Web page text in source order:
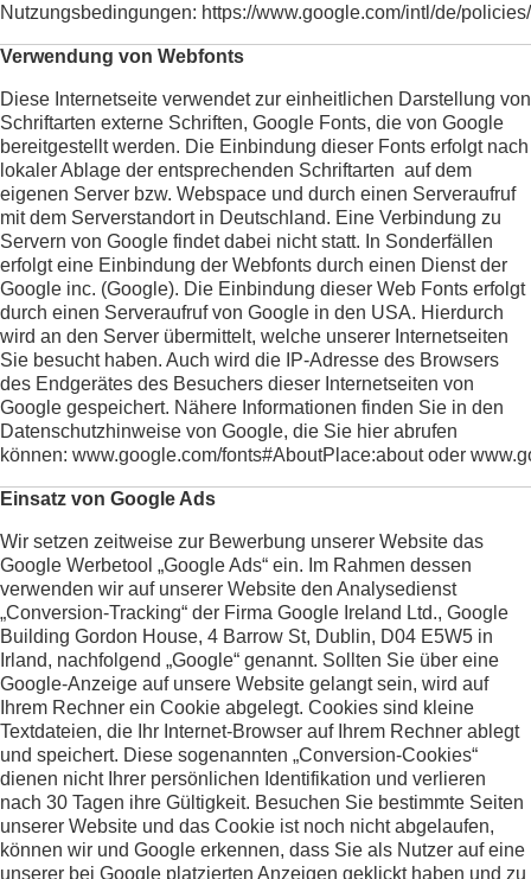
Nutzungsbedingungen: https://www.google.com/intl/de/
Verwendung von Webfonts
Diese Internetseite verwendet zur einheitlichen Darstellung von
Schriftarten externe Schriften, Google Fonts, die von Google
bereitgestellt werden. Die Einbindung dieser Fonts erfolgt nach
lokaler Ablage der entsprechenden Schriftarten auf dem
eigenen Server bzw. Webspace und durch einen Serveraufruf
mit dem Serverstandort in Deutschland. Eine Verbindung zu
Servern von Google findet dabei nicht statt. In Sonderfällen
erfolgt eine Einbindung der Webfonts durch einen Dienst der
Google inc. (Google). Die Einbindung dieser Web Fonts erfolgt
durch einen Serveraufruf von Google in den USA. Hierdurch
wird an den Server übermittelt, welche unserer Internetseiten
Sie besucht haben. Auch wird die IP-Adresse des Browsers
des Endgerätes des Besuchers dieser Internetseiten von
Google gespeichert. Nähere Informationen finden Sie in den
Datenschutzhinweise von Google, die Sie hier abrufen
können: www.google.com/fonts#AboutPlace:aboutoder
Einsatz von Google Ads
Wir setzen zeitweise zur Bewerbung unserer Website das
Google Werbetool „Google Ads“ ein. Im Rahmen dessen
verwenden wir auf unserer Website den Analysedienst
„Conversion-Tracking“ der Firma Google Ireland Ltd., Google
Building Gordon House, 4 Barrow St, Dublin, D04 E5W5 in
Irland, nachfolgend „Google“ genannt. Sollten Sie über eine
Google-Anzeige auf unsere Website gelangt sein, wird auf
Ihrem Rechner ein Cookie abgelegt. Cookies sind kleine
Textdateien, die Ihr Internet-Browser auf Ihrem Rechner ablegt
und speichert. Diese sogenannten „Conversion-Cookies“
dienen nicht Ihrer persönlichen Identifikation und verlieren
nach 30 Tagen ihre Gültigkeit. Besuchen Sie bestimmte Seiten
unserer Website und das Cookie ist noch nicht abgelaufen,
können wir und Google erkennen, dass Sie als Nutzer auf eine
unserer bei Google platzierten Anzeigen geklickt haben und zu